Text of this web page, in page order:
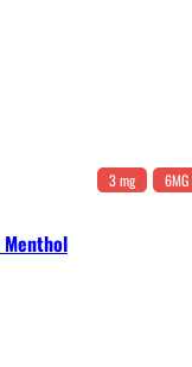
3 mg 6MG
Menthol